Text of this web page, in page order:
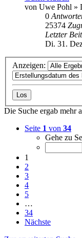
von Uwe Pohl »
0
25374
Letzter
Di. 31.
Anzeigen:
Die Suche ergab mehr
Seite 1 von 34
Gehe zu
1
2
3
4
5
…
34
Nächste